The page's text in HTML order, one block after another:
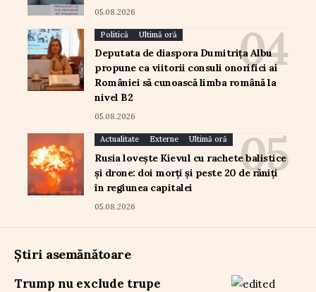
05.08.2026
Politică Ultimă oră
Deputata de diaspora Dumitrița Albu
propune ca viitorii consuli onorifici ai
României să cunoască limba română la
nivel B2
05.08.2026
Actualitate Externe Ultimă oră
Rusia lovește Kievul cu rachete balistice
și drone: doi morți și peste 20 de răniți
în regiunea capitalei
05.08.2026
Știri asemănătoare
Trump nu exclude trupe